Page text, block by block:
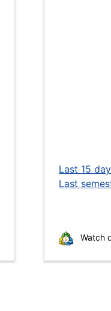
Last 15
Last
Watch